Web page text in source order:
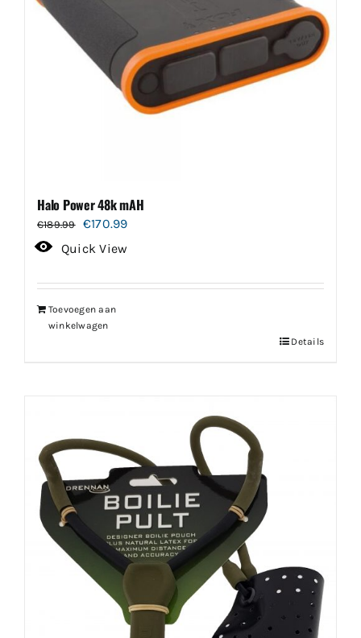
Halo Power 48k mAH
€189.99
Oorspronkelijke
prijs
€189.99.
€170.99Huidige
prijs
€170.99.
Quick View
Toevoegen aan
winkelwagen
Details